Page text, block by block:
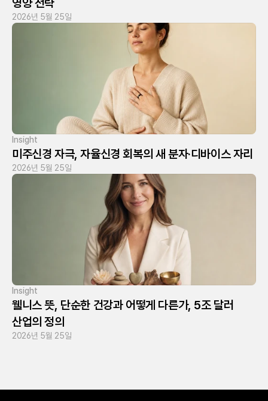
영양 전략
2026년 5월 25일
Insight
미주신경 자극, 자율신경 회복의 새 분자·디바이스 자리
2026년 5월 25일
Insight
웰니스 뜻, 단순한 건강과 어떻게 다른가, 5조 달러
산업의 정의
2026년 5월 25일